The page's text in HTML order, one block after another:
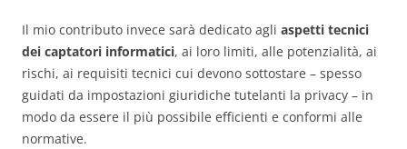
Il mio contributo invece sarà dedicato agli aspetti tecnici
dei captatori informatici, ai loro limiti, alle potenzialità, ai
rischi, ai requisiti tecnici cui devono sottostare – spesso
guidati da impostazioni giuridiche tutelanti la privacy – in
modo da essere il più possibile efficienti e conformi alle
normative.